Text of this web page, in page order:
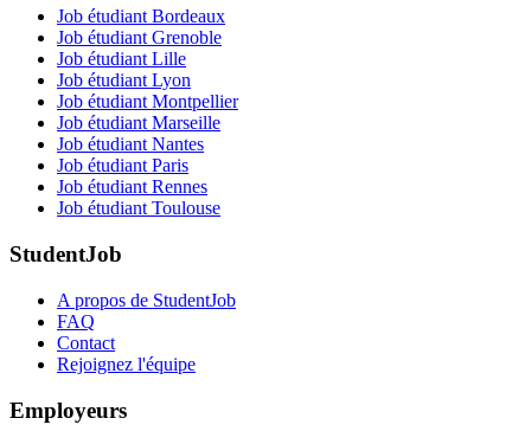
Job étudiant Bordeaux
Job étudiant Grenoble
Job étudiant Lille
Job étudiant Lyon
Job étudiant Montpellier
Job étudiant Marseille
Job étudiant Nantes
Job étudiant Paris
Job étudiant Rennes
Job étudiant Toulouse
StudentJob
A propos de StudentJob
FAQ
Contact
Rejoignez l'équipe
Employeurs